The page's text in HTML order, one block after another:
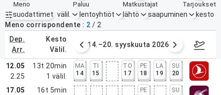
meno paluu matkustajat tarjoukset
suodattimet
Aktiiviset suodattimet ei mitään
välil. lentoyhtiöt lähtö saapuminen
kesto
Meno corrispondente
2 / 2
dep.
arr.
kesto
välil.
syyskuuta 2026 14.–20. syyskuuta 2026
12.05
2.25
13t 20min
1 välil.
MA
14
TI
15
TO
17
PE
18
LA
19
SU
20
17.05
16t 5min
PE
SU